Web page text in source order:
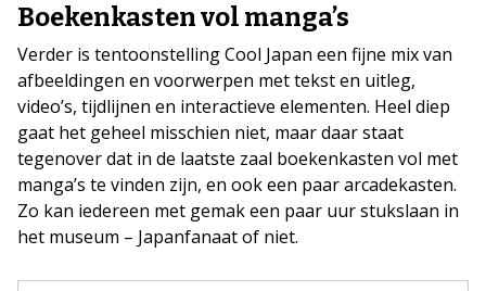
Boekenkasten vol manga’s
Verder is tentoonstelling Cool Japan een fijne mix van
afbeeldingen en voorwerpen met tekst en uitleg,
video’s, tijdlijnen en interactieve elementen. Heel diep
gaat het geheel misschien niet, maar daar staat
tegenover dat in de laatste zaal boekenkasten vol met
manga’s te vinden zijn, en ook een paar arcadekasten.
Zo kan iedereen met gemak een paar uur stukslaan in
het museum – Japanfanaat of niet.